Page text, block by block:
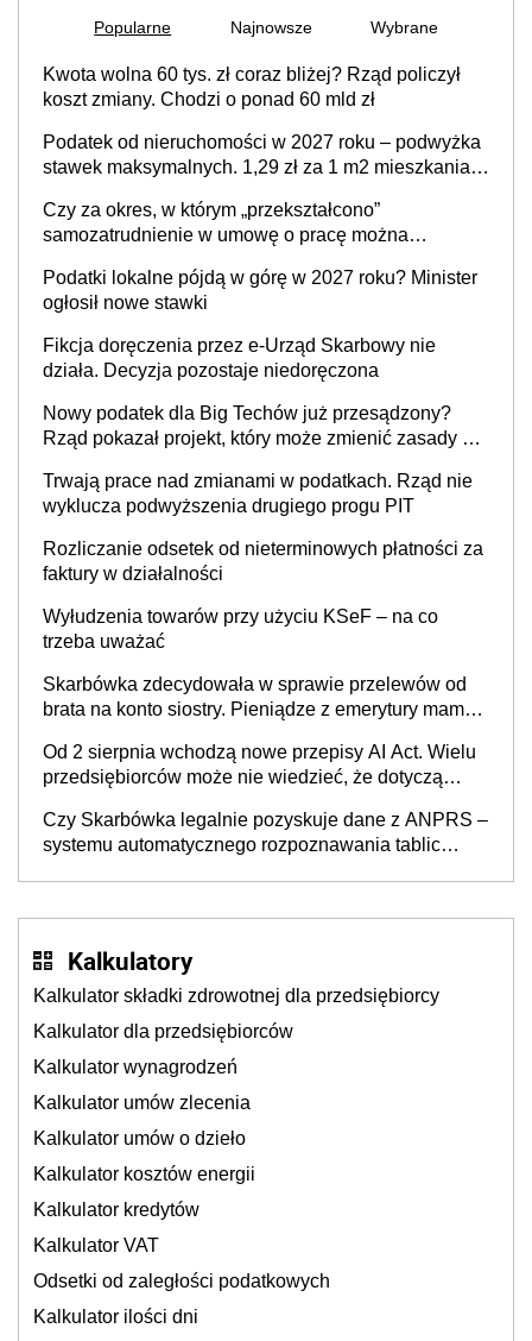
Popularne Najnowsze Wybrane
Kwota wolna 60 tys. zł coraz bliżej? Rząd policzył
koszt zmiany. Chodzi o ponad 60 mld zł
Podatek od nieruchomości w 2027 roku – podwyżka
stawek maksymalnych. 1,29 zł za 1 m2 mieszkania,
prowadzeniem działalności gospodarczej
Czy za okres, w którym „przekształcono”
samozatrudnienie w umowę o pracę można
cywilnoprawnej jedynym racjonalnym wyjściem
Podatki lokalne pójdą w górę w 2027 roku? Minister
ogłosił nowe stawki
Fikcja doręczenia przez e-Urząd Skarbowy nie
działa. Decyzja pozostaje niedoręczona
Nowy podatek dla Big Techów już przesądzony?
Rząd pokazał projekt, który może zmienić zasady gry
Trwają prace nad zmianami w podatkach. Rząd nie
wyklucza podwyższenia drugiego progu PIT
Rozliczanie odsetek od nieterminowych płatności za
faktury w działalności
Wyłudzenia towarów przy użyciu KSeF – na co
trzeba uważać
Skarbówka zdecydowała w sprawie przelewów od
brata na konto siostry. Pieniądze z emerytury mamy
będzie
Od 2 sierpnia wchodzą nowe przepisy AI Act. Wielu
przedsiębiorców może nie wiedzieć, że dotyczą
Czy Skarbówka legalnie pozyskuje dane z ANPRS –
systemu automatycznego rozpoznawania tablic
Kalkulatory
Kalkulator składki zdrowotnej dla przedsiębiorcy
Kalkulator dla przedsiębiorców
Kalkulator wynagrodzeń
Kalkulator umów zlecenia
Kalkulator umów o dzieło
Kalkulator kosztów energii
Kalkulator kredytów
Kalkulator VAT
Odsetki od zaległości podatkowych
Kalkulator ilości dni